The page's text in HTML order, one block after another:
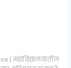
| महाविद्यालयातील